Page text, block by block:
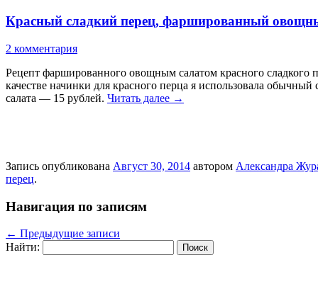
Красный сладкий перец, фаршированный
2 комментария
Рецепт фаршированного овощным салатом красного
качестве начинки для красного перца я использовала
салата — 15 рублей. Читать далее →
Запись опубликована Август 30, 2014 автором Александра
перец.
Навигация по записям
← Предыдущие записи
Найти: